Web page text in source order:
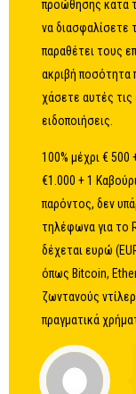
προώθησης κατά
να διασφαλίσετε
παραθέτει τους
ακριβή ποσότητα
χάσετε αυτές τις
ειδοποιήσεις.
100% μέχρι €
€1.000 + 1
παρόντος, δεν
τηλέφωνα για το
δέχεται ευρώ
όπως Bitcoin,
ζωντανούς
πραγματικά